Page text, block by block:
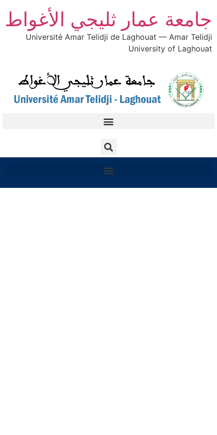
جامعة عمار ثليجي الأغواط
Université Amar Telidji de Laghouat — Amar Telidji
University of Laghouat